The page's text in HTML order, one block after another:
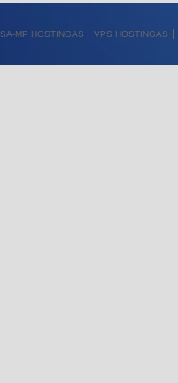
SA-MP HOSTINGAS VPS HOSTINGAS